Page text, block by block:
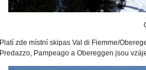
Platí zde místní skipas Val di Fiemme/
Predazzo, Pampeago a Obereggen jsou